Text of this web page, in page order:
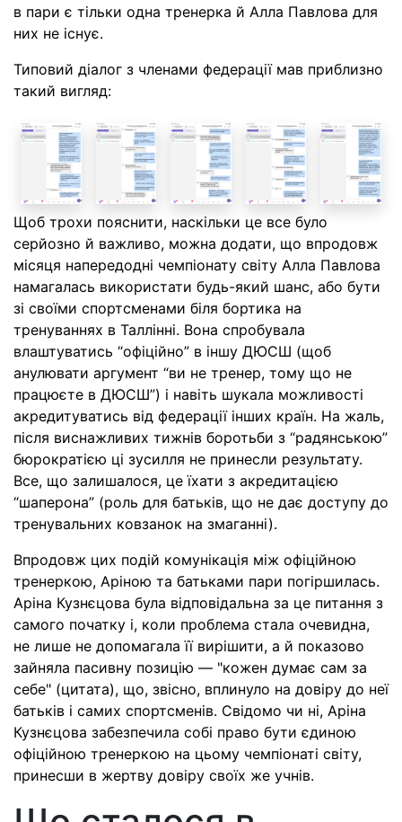
в пари є тільки одна тренерка й Алла Павлова для
них не існує.
Типовий діалог з членами федерації мав приблизно
такий вигляд:
Щоб трохи пояснити, наскільки це все було
серйозно й важливо, можна додати, що впродовж
місяця напередодні чемпіонату світу Алла Павлова
намагалась використати будь-який шанс, або бути
зі своїми спортсменами біля бортика на
тренуваннях в Таллінні. Вона спробувала
влаштуватись “офіційно” в іншу ДЮСШ (щоб
анулювати аргумент “ви не тренер, тому що не
працюєте в ДЮСШ”) і навіть шукала можливості
акредитуватись від федерації інших країн. На жаль,
після виснажливих тижнів боротьби з “радянською”
бюрократією ці зусилля не принесли результату.
Все, що залишалося, це їхати з акредитацією
“шаперона” (роль для батьків, що не дає доступу до
тренувальних ковзанок на змаганні).
Впродовж цих подій комунікація між офіційною
тренеркою, Аріною та батьками пари погіршилась.
Аріна Кузнєцова була відповідальна за це питання з
самого початку і, коли проблема стала очевидна,
не лише не допомагала її вирішити, а й показово
зайняла пасивну позицію — "кожен думає сам за
себе" (цитата), що, звісно, вплинуло на довіру до неї
батьків і самих спортсменів. Свідомо чи ні, Аріна
Кузнєцова забезпечила собі право бути єдиною
офіційною тренеркою на цьому чемпіонаті світу,
принесши в жертву довіру своїх же учнів.